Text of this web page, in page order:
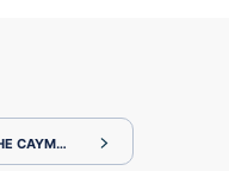
CAYMAN 982J1